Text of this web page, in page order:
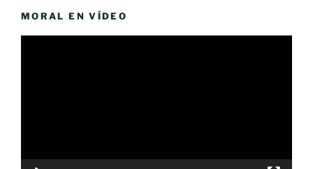
MORAL EN VÍDEO